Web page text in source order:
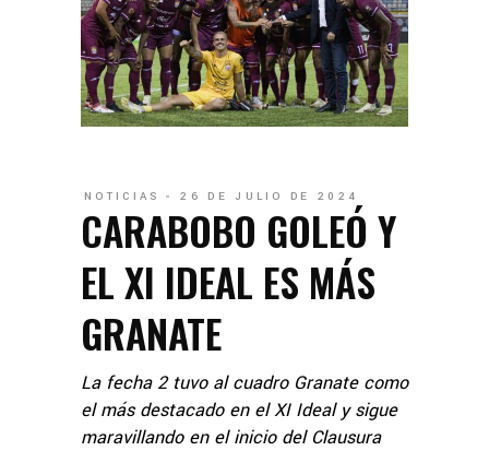
NOTICIAS 26 DE JULIO DE 2024
CARABOBO GOLEÓ Y
EL XI IDEAL ES MÁS
GRANATE
La fecha 2 tuvo al cuadro Granate como
el más destacado en el XI Ideal y sigue
maravillando en el inicio del Clausura